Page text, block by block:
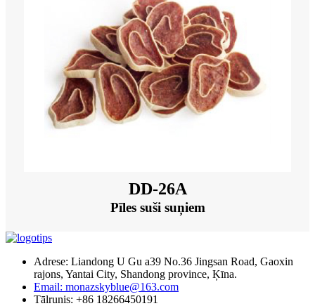
DD-26A
Pīles suši suņiem
Adrese: Liandong U Gu a39 No.36 Jingsan Road, Gaoxin
rajons, Yantai City, Shandong province, Ķīna.
Email: monazskyblue@163.com
Tālrunis: +86 18266450191